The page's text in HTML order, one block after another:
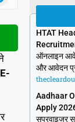
HTAT
ऑनलाइन
और आवेदन
Aadhaar
Apply
सुपरवाइजर